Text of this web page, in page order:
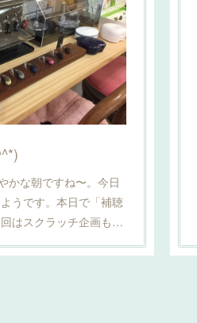
かな朝ですね〜。今日
うです。本日で「補聴
はスクラッチ企画も…